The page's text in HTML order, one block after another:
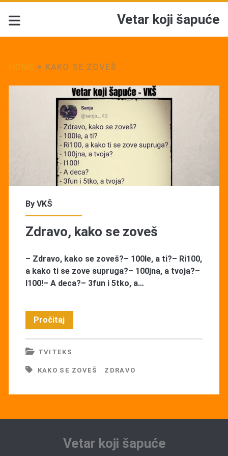
Vetar koji šapuće
> KAKO SE ZOVEŠ
<span>kako
zoveš</span>
By VKŠ
Zdravo, kako se zoveš
– Zdravo, kako se zoveš?– 100le, a ti?– Ri100,
a kako ti se zove supruga?– 100jna, a tvoja?–
I100!– A deca?– 3fun i 5tko, a…
PročitajZdravo,
kako
se
zoveš
TVITEKS
KAKO SE ZOVEŠ ZDRAVO
Vetar koji šapuće